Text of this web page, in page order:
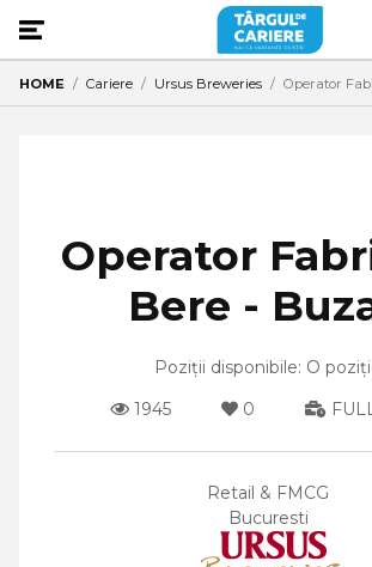
HOME Cariere Ursus Breweries Operator
Operator
Bere -
Poziții disponibile: O
1945
0
Retail & FMCG
Bucuresti